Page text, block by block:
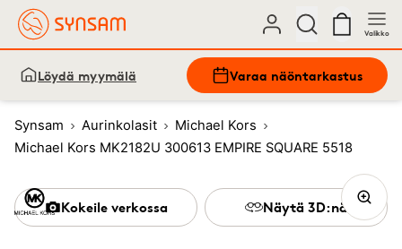
Valikko
Löydä myymälä Varaa näöntarkastus
Synsam Aurinkolasit
Michael Kors
Michael Kors MK2182U 300613 EMPIRE SQUARE 5518
Kokeile verkossa Näytä 3D:nä